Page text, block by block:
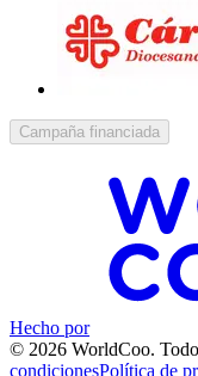
Campaña financiada
Hecho por
© 2026 WorldCoo.
condicionesPolítica de